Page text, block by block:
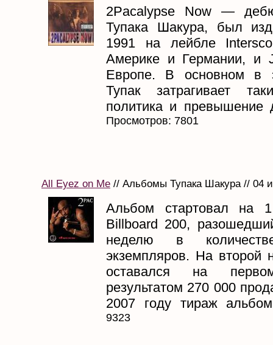
2Pacalypse Now —
Тупака Шакура, был
1991 на лейбле
Америке и Германии, и
Европе. В основном в
Тупак затрагивает
политика и превышение
Просмотров: 7801
All Eyez on Me // Альбомы Тупака Шакура // 04
Альбом стартовал на
Billboard 200,
неделю в
экземпляров. На второй
оставался на
результатом 270 000
2007 году тираж
9323